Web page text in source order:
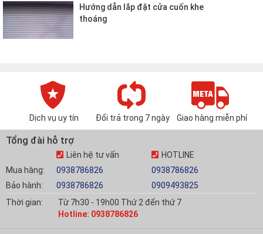
Hướng dẫn lắp đặt cửa cuốn khe
thoáng
Dịch vụ uy tín Đổi trả trong 7 ngày Giao hàng miễn phí
Tổng đài hỗ trợ
Mua hàng:
Bảo hành:
Liên hệ tư vấn
0938786826
0938786826
HOTLINE
0938786826
0909493825
Thời gian:
Từ 7h30 - 19h00 Thứ 2 đến thứ 7
Hotline: 0938786826